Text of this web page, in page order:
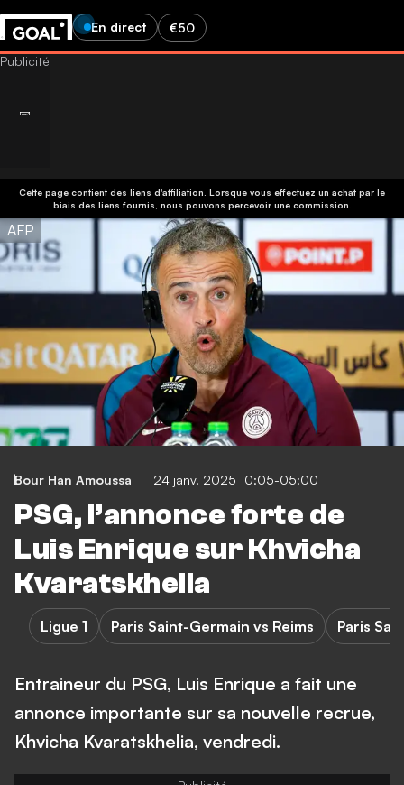
En direct €50
Cette page contient des liens d'affiliation. Lorsque vous effectuez un achat par le
biais des liens fournis, nous pouvons percevoir une commission.
AFP
Bour Han Amoussa 24 janv. 2025 10:05-05:00
PSG, l’annonce forte de
Luis Enrique sur Khvicha
Kvaratskhelia
Ligue 1 Paris Saint-Germain vs Reims Paris
Entraineur du PSG, Luis Enrique a fait une
annonce importante sur sa nouvelle recrue,
Khvicha Kvaratskhelia, vendredi.